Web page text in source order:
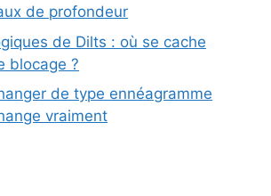
de profondeur
de Dilts : où se cache
blocage ?
de type ennéagramme
vraiment